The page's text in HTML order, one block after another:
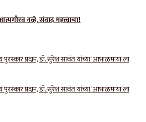
नव्हे, संवाद महत्त्वाचा!